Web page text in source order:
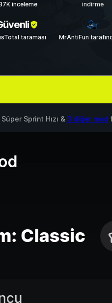
inceleme indirme
taraması MrAntiFun
Süper Sprint Hızı & 3 diğer mod